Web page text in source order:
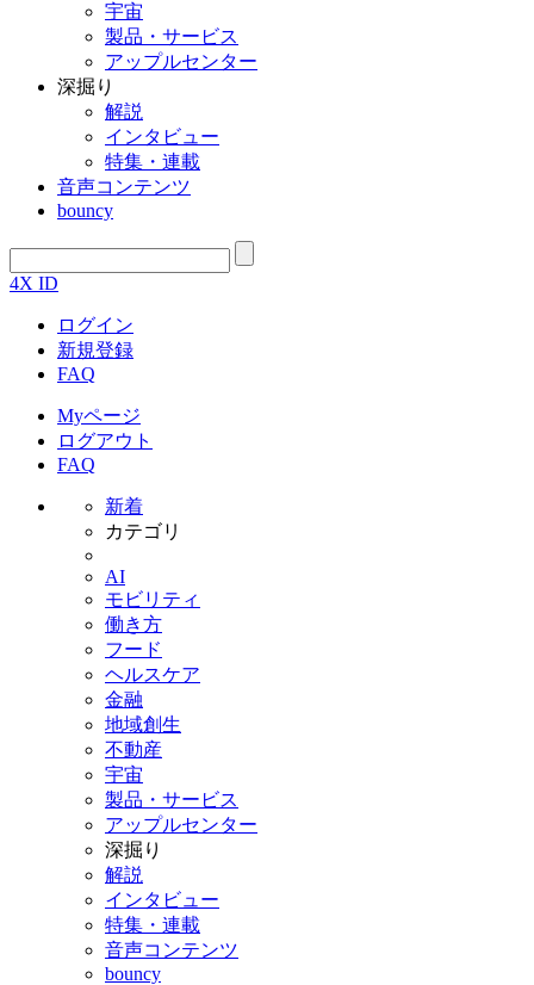
宇宙
製品・サービス
アップルセンター
深掘り
解説
インタビュー
特集・連載
音声コンテンツ
bouncy
4X ID
ログイン
新規登録
FAQ
Myページ
ログアウト
FAQ
新着
カテゴリ
AI
モビリティ
働き方
フード
ヘルスケア
金融
地域創生
不動産
宇宙
製品・サービス
アップルセンター
深掘り
解説
インタビュー
特集・連載
音声コンテンツ
bouncy